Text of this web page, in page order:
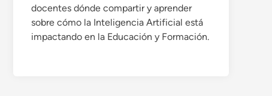
docentes dónde compartir y aprender
sobre cómo la Inteligencia Artificial está
impactando en la Educación y Formación.